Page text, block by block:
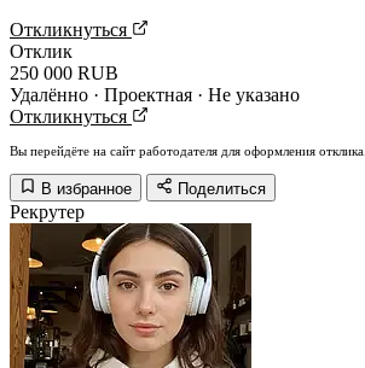
Откликнуться
Отклик
250 000 RUB
Удалённо · Проектная · Не указано
Откликнуться
Вы перейдёте на сайт работодателя для оформления отклика.
В избранное Поделиться
Рекрутер